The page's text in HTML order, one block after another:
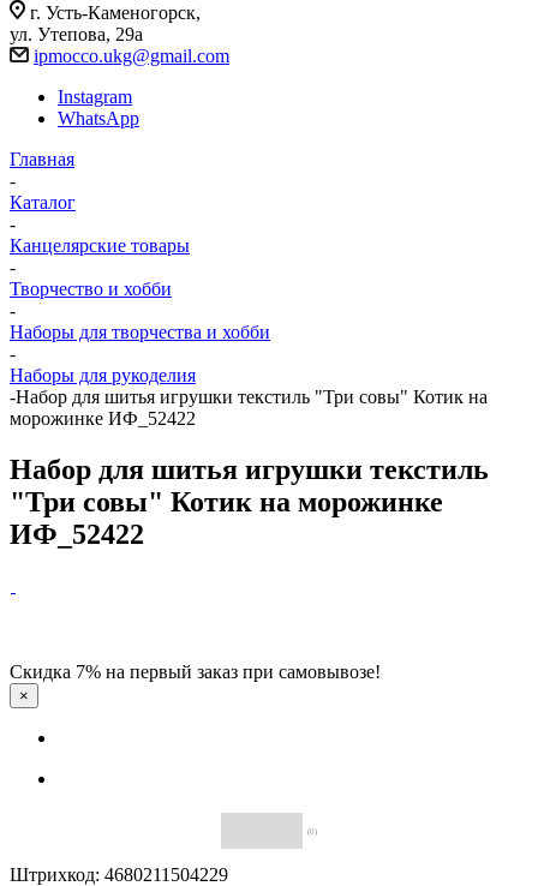
г. Усть-Каменогорск,
ул. Утепова, 29а
ipmocco.ukg@gmail.com
Instagram
WhatsApp
Главная
-
Каталог
-
Канцелярские товары
-
Творчество и хобби
-
Наборы для творчества и хобби
-
Наборы для рукоделия
-Набор для шитья игрушки текстиль "Три совы" Котик на
морожинке ИФ_52422
Набор для шитья игрушки текстиль
"Три совы" Котик на морожинке
ИФ_52422
Скидка 7% на первый заказ при самовывозе!
×
(0)
Штрихкод: 4680211504229